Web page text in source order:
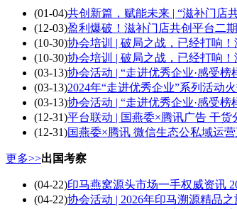
(01-04)共创新篇，赋能未来 | “滋补门店
(12-03)盈利爆破！滋补门店共创平台二
(10-30)协会培训 | 破局之战，已经打响
(10-30)协会培训 | 破局之战，已经打响
(03-13)协会活动 | “走进优秀企业·感受
(03-13)2024年“走进优秀企业”系列活动
(03-13)协会活动 | “走进优秀企业·感受
(12-31)平台联动 | 国燕委×腾讯广告 干
(12-31)国燕委×腾讯 微信生态公私域运
更多>>出国考察
(04-22)印马燕窝源头市场一手权威资讯
(04-22)协会活动 | 2026年印马溯源精品